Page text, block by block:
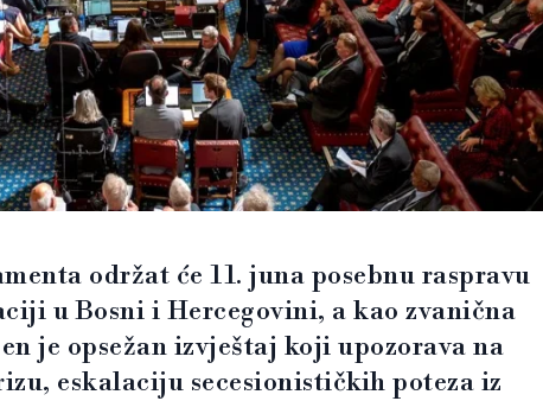
održat će 11. juna posebnu raspravu
u Bosni i Hercegovini, a kao zvanična
je opsežan izvještaj koji upozorava na
eskalaciju secesionističkih poteza iz